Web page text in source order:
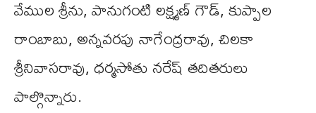
వేముల శ్రీను, పానుగంటి లక్ష్మణ్ గౌడ్, కుప్పాల
రాంబాబు, అన్నవరపు నాగేంద్రరావు, చిలకా
శ్రీనివాసరావు, ధర్మసోతు నరేష్ తదితరులు
పాల్గొన్నారు.